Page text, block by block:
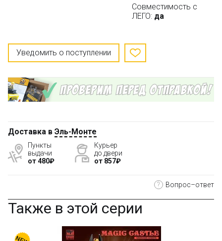
Совместимость с
ЛЕГО: да
Уведомить о поступлении
Доставка в Эль-Монте
Пункты
выдачи
от 480₽
Курьер
до двери
от 857₽
? Вопрос–ответ
Также в этой серии